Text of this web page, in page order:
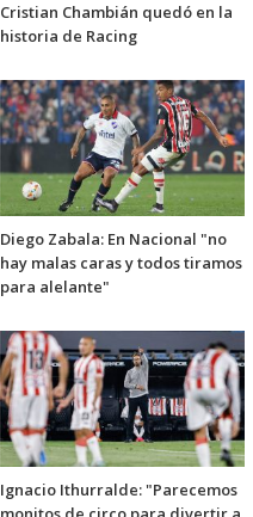
Cristian Chambián quedó en la
historia de Racing
Diego Zabala: En Nacional "no
hay malas caras y todos tiramos
para alelante"
Ignacio Ithurralde: "Parecemos